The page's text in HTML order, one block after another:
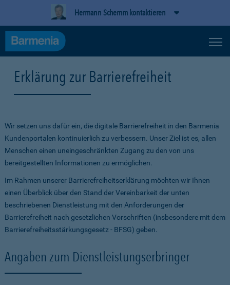
Hermann Schemm kontaktieren
Erklärung zur Barrierefreiheit
Wir setzen uns dafür ein, die digitale Barrierefreiheit in den Barmenia
Kundenportalen kontinuierlich zu verbessern. Unser Ziel ist es, allen
Menschen einen uneingeschränkten Zugang zu den von uns
bereitgestellten Informationen zu ermöglichen.
Im Rahmen unserer Barrierefreiheitserklärung möchten wir Ihnen
einen Überblick über den Stand der Vereinbarkeit der unten
beschriebenen Dienstleistung mit den Anforderungen der
Barrierefreiheit nach gesetzlichen Vorschriften (insbesondere mit dem
Barrierefreiheitsstärkungsgesetz - BFSG) geben.
Angaben zum Dienstleistungserbringer